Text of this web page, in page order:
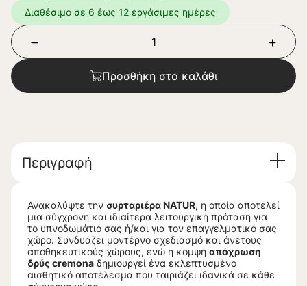
Διαθέσιμο σε 6 έως 12 εργάσιμες ημέρες
Προσθήκη στο καλάθι
Περιγραφή
Ανακαλύψτε την συρταριέρα NATUR, η οποία αποτελεί
μια σύγχρονη και ιδιαίτερα λειτουργική πρόταση για
το υπνοδωμάτιό σας ή/και για τον επαγγελματικό σας
χώρο. Συνδυάζει μοντέρνο σχεδιασμό και άνετους
αποθηκευτικούς χώρους, ενώ η κομψή απόχρωση
δρύς cremona δημιουργεί ένα εκλεπτυσμένο
αισθητικό αποτέλεσμα που ταιριάζει ιδανικά σε κάθε